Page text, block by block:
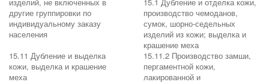
другие группировки по
индивидуальному заказу
населения
производство чемоданов,
сумок, шорно-седельных
изделий из кожи; выделка и
крашение меха
15.11 Дубление и выделка
кожи, выделка и крашение
меха
15.11.2 Производство замши,
пергаментной кожи,
лакированной и